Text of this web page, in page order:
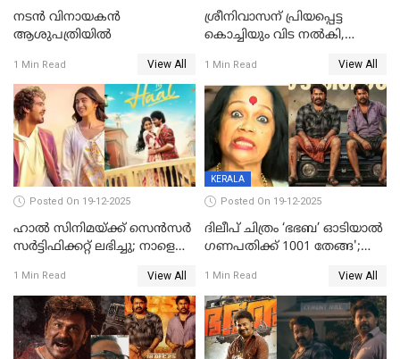
നടൻ വിനായകൻ
ആശുപത്രിയിൽ
1 Min Read View All
ശ്രീനിവാസന് പ്രിയപ്പെട്ട
കൊച്ചിയും വിട നൽകി,
സംസ്കാരം നാളെ
1 Min Read View All
Posted On 19-12-2025
ഹാല്‍ സിനിമയ്ക്ക് സെന്‍സര്‍
സര്‍ട്ടിഫിക്കറ്റ് ലഭിച്ചു; നാളെ
1 Min Read View All
KERALA
Posted On 19-12-2025
ദിലീപ് ചിത്രം ‘ഭഭബ’ ഓടിയാൽ
ഗണപതിക്ക് 1001 തേങ്ങ';
1 Min Read View All